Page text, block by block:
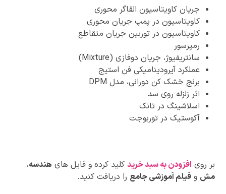
جریان کاویتاسیون القاگر محوری
کاویتاسیون در پمپ جریان محوری
کاویتاسیون در توربین جریان متقاطع
رمپرسور
سانتریفیوژ، جریان دوفازی (Mixture)
عملکرد آیرودینامیکی فن استیج
برنج خشک کن دورانی، مدل DPM
اثر زلزله روی سد
اسلاشینگ در تانک
آکوستیک در توربوجت
بر روی افزودن به سبد خرید کلید کرده و فایل های هندسه،
مش وفیلم آموزشی جامع را دریافت کنید.